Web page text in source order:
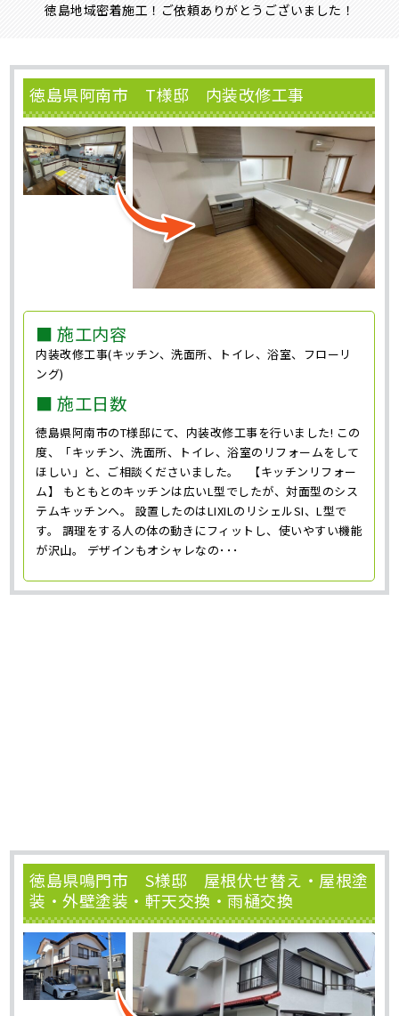
徳島地域密着施工！ご依頼ありがとうございました！
徳島県阿南市 T様邸 内装改修工事
■ 施工内容
内装改修工事(キッチン、洗面所、トイレ、浴室、フローリ
ング)
■ 施工日数
徳島県阿南市のT様邸にて、内装改修工事を行いました! この
度、「キッチン、洗面所、トイレ、浴室のリフォームをして
ほしい」と、ご相談くださいました。 【キッチンリフォー
ム】 もともとのキッチンは広いL型でしたが、対面型のシス
テムキッチンへ。 設置したのはLIXILのリシェルSI、L型で
す。 調理をする人の体の動きにフィットし、使いやすい機能
が沢山。 デザインもオシャレなの･･･
徳島県鳴門市 S様邸 屋根伏せ替え・屋根塗
装・外壁塗装・軒天交換・雨樋交換